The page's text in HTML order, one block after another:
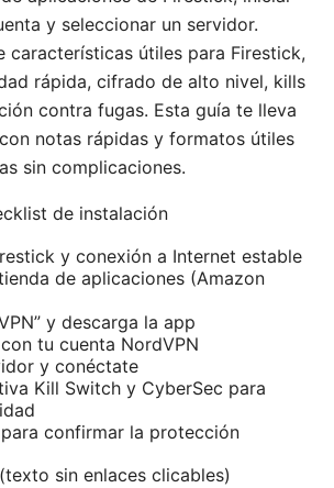
y seleccionar un servidor.
características útiles para Firestick,
rápida, cifrado de alto nivel, kills
contra fugas. Esta guía te lleva
notas rápidas y formatos útiles
sin complicaciones.
de instalación
y conexión a Internet estable
de aplicaciones (Amazon
y descarga la app
tu cuenta NordVPN
y conéctate
Kill Switch y CyberSec para
confirmar la protección
sin enlaces clicables)